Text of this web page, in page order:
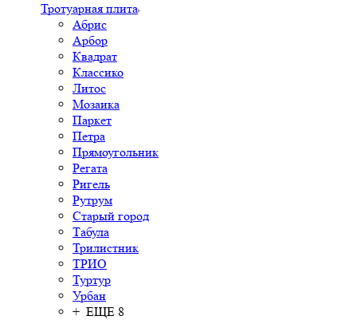
Тротуарная плита
Абрис
Арбор
Квадрат
Классико
Литос
Мозаика
Паркет
Петра
Прямоугольник
Регата
Ригель
Рутрум
Старый город
Табула
Трилистник
ТРИО
Туртур
Урбан
+ ЕЩЕ 8